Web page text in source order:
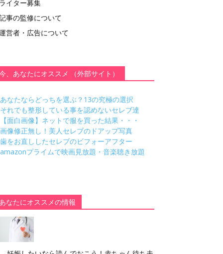
ライター募集
事の監修について
営者・広告について
、あなたにオススメ （外部サイト）
あなたならどっちを選ぶ？13の究極の選択
それでも整形している事を認めないセレブ達
【面白画像】ネットで服を買った結果・・・
画像修正無し！美人セレブのドアップ写真
歯をお直ししたセレブのビフォーアフター
amazonプライムで映画見放題・音楽聴き放題
あなたにオススメの情報